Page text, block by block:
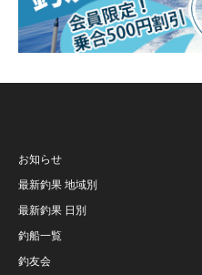
お知らせ
最新釣果 地域別
最新釣果 日別
釣船一覧
釣友会